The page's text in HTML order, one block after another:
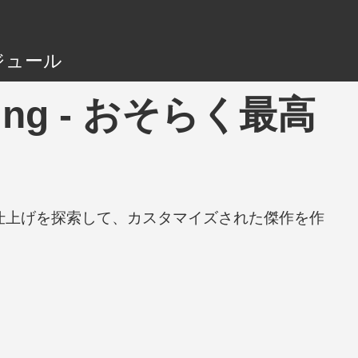
ュール
- おそらく最高
げを探索して、カスタマイズされた傑作を作